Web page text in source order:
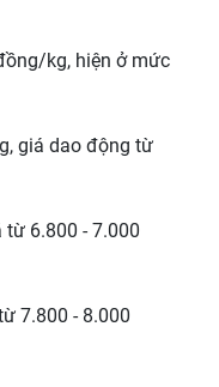
kg, hiện ở mức
giá dao động từ
6.800 - 7.000
7.800 - 8.000